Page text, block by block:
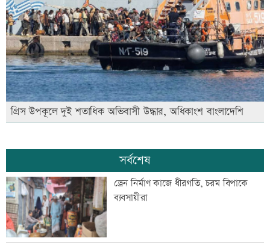
গ্রিস উপকূলে দুই শতাধিক অভিবাসী উদ্ধার, অধিকাংশ বাংলাদেশি
সর্বশেষ
ড্রেন নির্মাণ কাজে ধীরগতি, চরম বিপাকে
ব্যবসায়ীরা